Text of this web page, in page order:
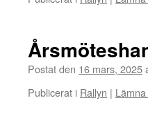
Postat den 16 mars, 2025
Publicerat i Rallyn |